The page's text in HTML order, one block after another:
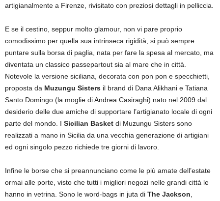
artigianalmente a Firenze, rivisitato con preziosi dettagli in pelliccia.
E se il cestino, seppur molto glamour, non vi pare proprio
comodissimo per quella sua intrinseca rigidità, si può sempre
puntare sulla borsa di paglia, nata per fare la spesa al mercato, ma
diventata un classico passepartout sia al mare che in città.
Notevole la versione siciliana, decorata con pon pon e specchietti,
proposta da Muzungu Sisters il brand di Dana Alikhani e Tatiana
Santo Domingo (la moglie di Andrea Casiraghi) nato nel 2009 dal
desiderio delle due amiche di supportare l’artigianato locale di ogni
parte del mondo. I Sicilian Basket di Muzungu Sisters sono
realizzati a mano in Sicilia da una vecchia generazione di artigiani
ed ogni singolo pezzo richiede tre giorni di lavoro.
Infine le borse che si preannunciano come le più amate dell’estate
ormai alle porte, visto che tutti i migliori negozi nelle grandi città le
hanno in vetrina. Sono le word-bags in juta di The Jackson